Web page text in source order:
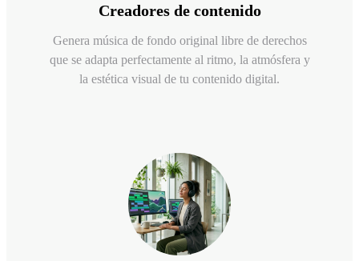
Creadores de contenido
Genera música de fondo original libre de derechos
que se adapta perfectamente al ritmo, la atmósfera y
la estética visual de tu contenido digital.